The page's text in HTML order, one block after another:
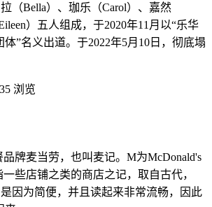
（Bella）、珈乐（Carol）、嘉然
）五人组成，于2020年11月以“乐华
”名义出道。于2022年5月10日，彻底塌
浏览
牌麦当劳，也叫麦记。M为McDonald's
些店铺之类的商店之记，取自古代，
因为简便，并且读起来非常流畅，因此